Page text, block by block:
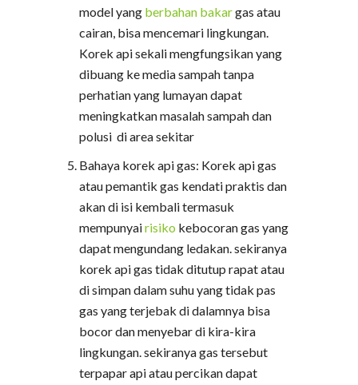
model yang berbahan bakargas atau
cairan, bisa mencemari lingkungan.
Korek api sekali mengfungsikan yang
dibuang ke media sampah tanpa
perhatian yang lumayan dapat
meningkatkan masalah sampah dan
polusi di area sekitar
Bahaya korek api gas: Korek api gas
atau pemantik gas kendati praktis dan
akan di isi kembali termasuk
mempunyairisiko kebocoran gas yang
dapat mengundang ledakan. sekiranya
korek api gas tidak ditutup rapat atau
di simpan dalam suhu yang tidak pas
gas yang terjebak di dalamnya bisa
bocor dan menyebar di kira-kira
lingkungan. sekiranya gas tersebut
terpapar api atau percikan dapat